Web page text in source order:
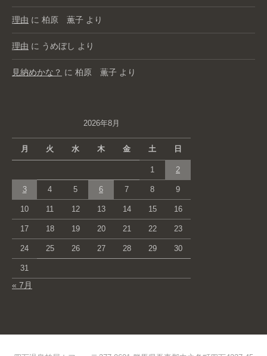
理由 に 柏原 薫子 より
理由 に うめぼし より
見納めかな？ に 柏原 薫子 より
2026年8月
月 火 水 木 金 土 日
1 2
3 4 5 6 7 8 9
10 11 12 13 14 15 16
17 18 19 20 21 22 23
24 25 26 27 28 29 30
31
« 7月